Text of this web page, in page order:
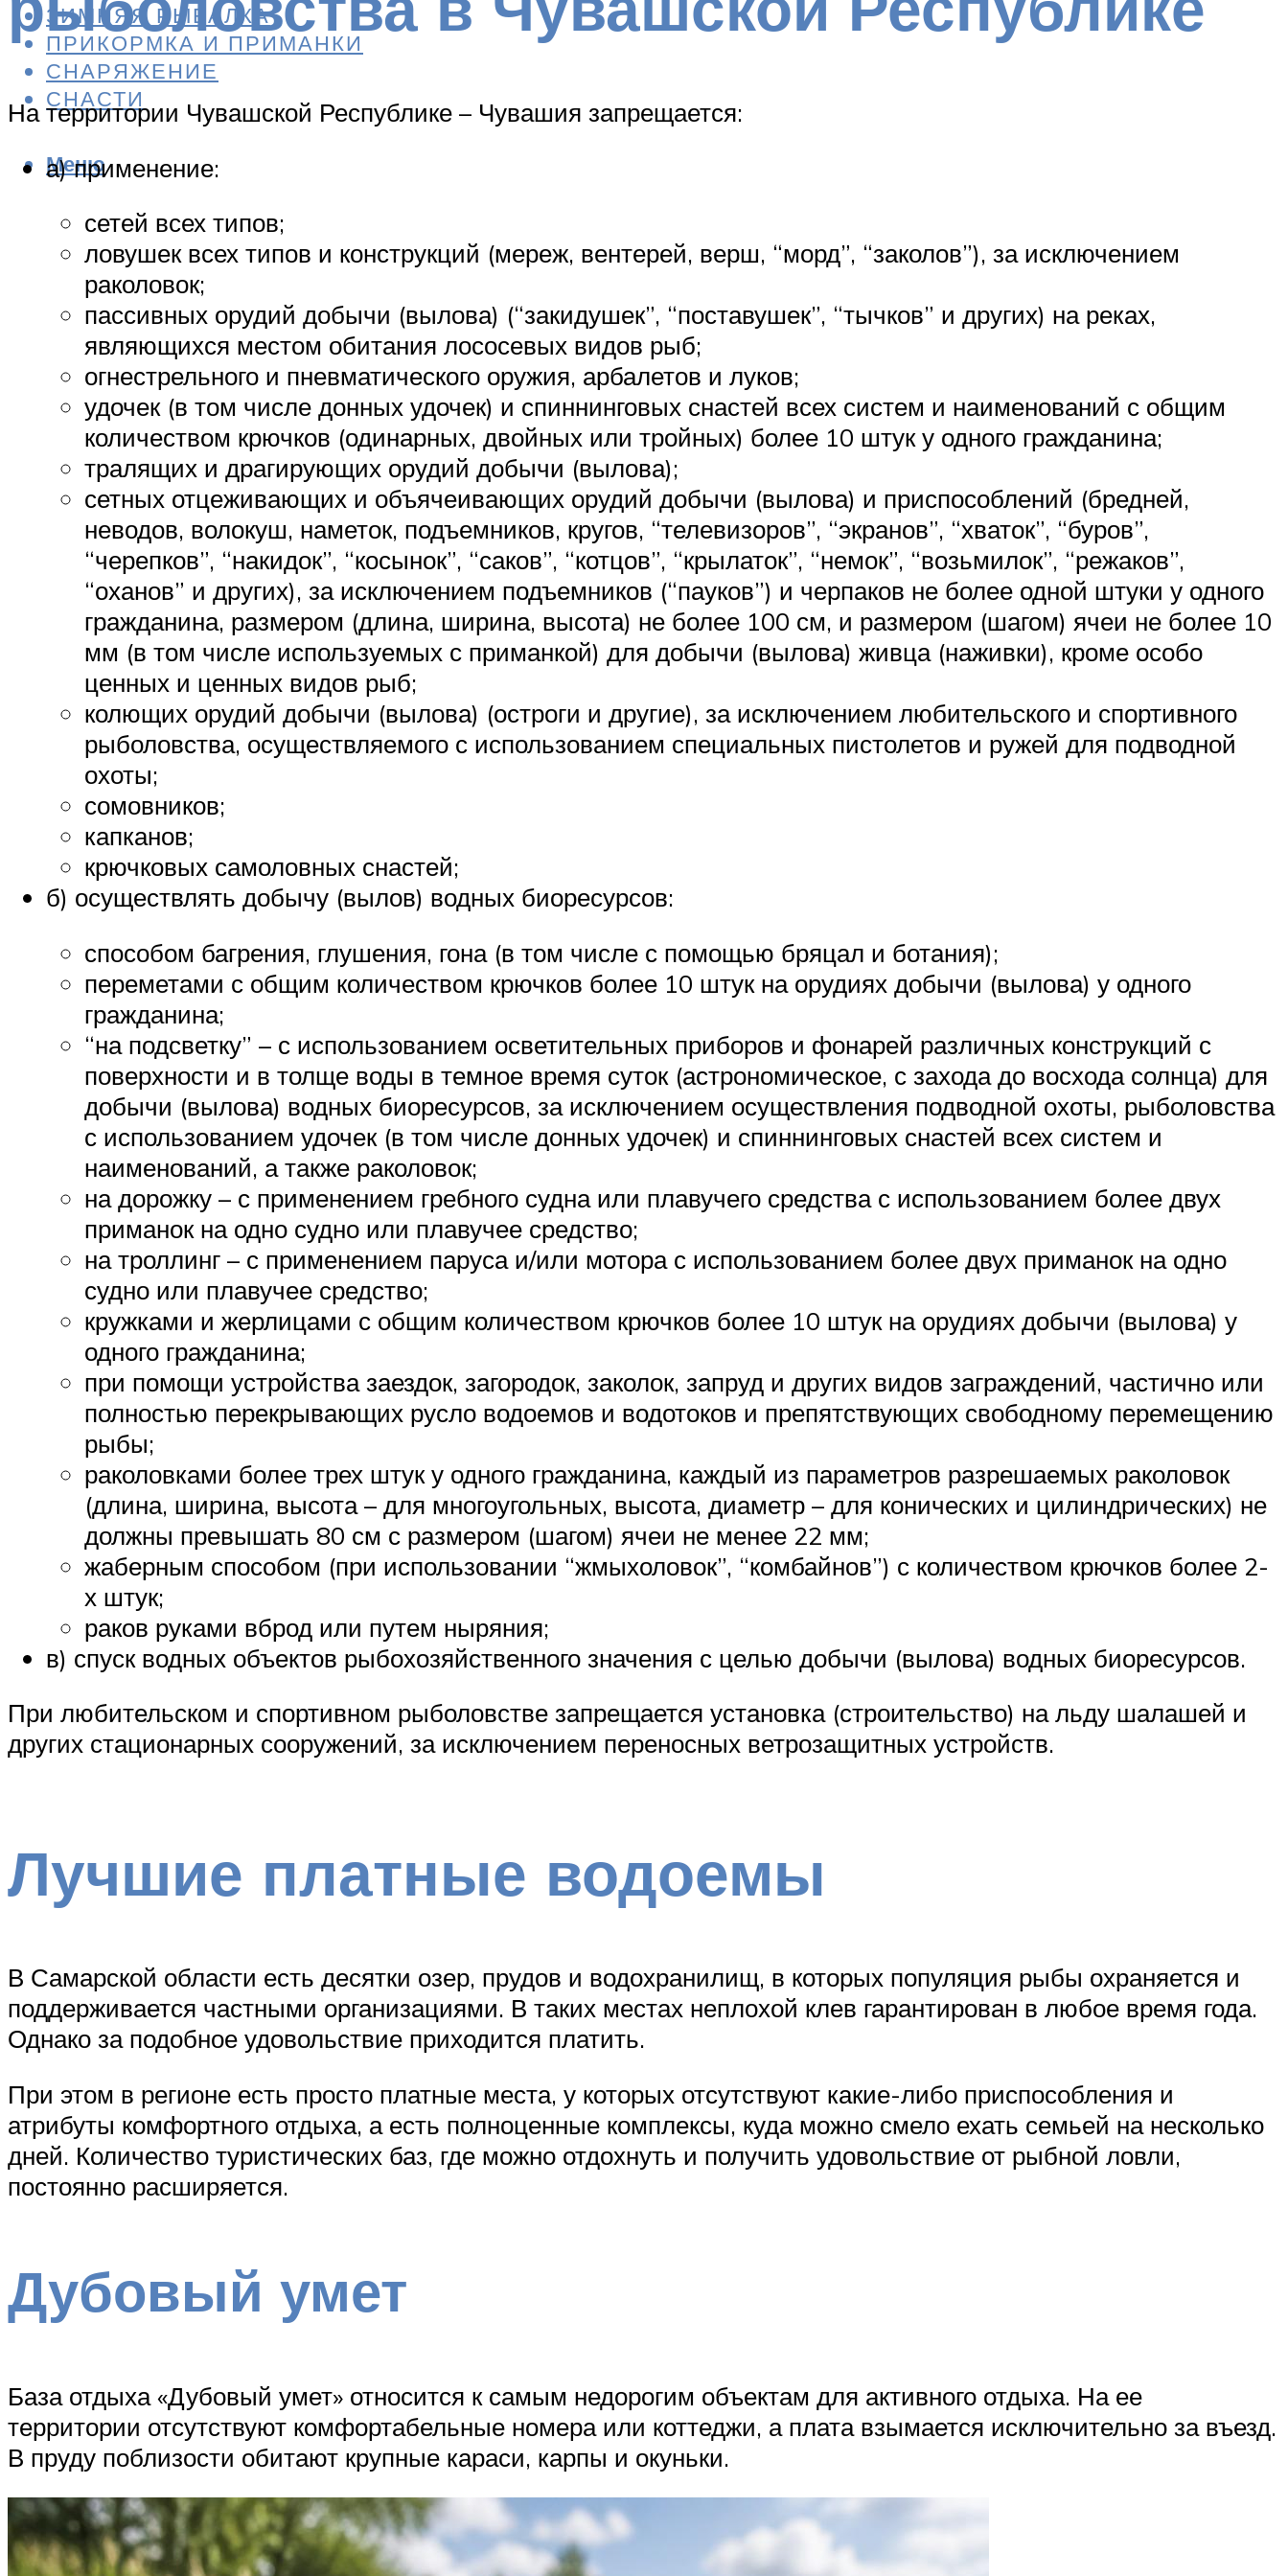
ЗИМНЯЯ РЫБАЛКА
ПРИКОРМКА И ПРИМАНКИ
СНАРЯЖЕНИЕ
СНАСТИ
Меню
На территории Чувашской Республике – Чувашия запрещается:
а) применение:
сетей всех типов;
ловушек всех типов и конструкций (мереж, вентерей, верш, “морд”, “заколов”), за исключением
раколовок;
пассивных орудий добычи (вылова) (“закидушек”, “поставушек”, “тычков” и других) на реках,
являющихся местом обитания лососевых видов рыб;
огнестрельного и пневматического оружия, арбалетов и луков;
удочек (в том числе донных удочек) и спиннинговых снастей всех систем и наименований с общим
количеством крючков (одинарных, двойных или тройных) более 10 штук у одного гражданина;
тралящих и драгирующих орудий добычи (вылова);
сетных отцеживающих и объячеивающих орудий добычи (вылова) и приспособлений (бредней,
неводов, волокуш, наметок, подъемников, кругов, “телевизоров”, “экранов”, “хваток”, “буров”,
“черепков”, “накидок”, “косынок”, “саков”, “котцов”, “крылаток”, “немок”, “возьмилок”, “режаков”,
“оханов” и других), за исключением подъемников (“пауков”) и черпаков не более одной штуки у одного
гражданина, размером (длина, ширина, высота) не более 100 см, и размером (шагом) ячеи не более 10
мм (в том числе используемых с приманкой) для добычи (вылова) живца (наживки), кроме особо
ценных и ценных видов рыб;
колющих орудий добычи (вылова) (остроги и другие), за исключением любительского и спортивного
рыболовства, осуществляемого с использованием специальных пистолетов и ружей для подводной
охоты;
сомовников;
капканов;
крючковых самоловных снастей;
б) осуществлять добычу (вылов) водных биоресурсов:
способом багрения, глушения, гона (в том числе с помощью бряцал и ботания);
переметами с общим количеством крючков более 10 штук на орудиях добычи (вылова) у одного
гражданина;
“на подсветку” – с использованием осветительных приборов и фонарей различных конструкций с
поверхности и в толще воды в темное время суток (астрономическое, с захода до восхода солнца) для
добычи (вылова) водных биоресурсов, за исключением осуществления подводной охоты, рыболовства
с использованием удочек (в том числе донных удочек) и спиннинговых снастей всех систем и
наименований, а также раколовок;
на дорожку – с применением гребного судна или плавучего средства с использованием более двух
приманок на одно судно или плавучее средство;
на троллинг – с применением паруса и/или мотора с использованием более двух приманок на одно
судно или плавучее средство;
кружками и жерлицами с общим количеством крючков более 10 штук на орудиях добычи (вылова) у
одного гражданина;
при помощи устройства заездок, загородок, заколок, запруд и других видов заграждений, частично или
полностью перекрывающих русло водоемов и водотоков и препятствующих свободному перемещению
рыбы;
раколовками более трех штук у одного гражданина, каждый из параметров разрешаемых раколовок
(длина, ширина, высота – для многоугольных, высота, диаметр – для конических и цилиндрических) не
должны превышать 80 см с размером (шагом) ячеи не менее 22 мм;
жаберным способом (при использовании “жмыхоловок”, “комбайнов”) с количеством крючков более 2-
х штук;
раков руками вброд или путем ныряния;
в) спуск водных объектов рыбохозяйственного значения с целью добычи (вылова) водных биоресурсов.
При любительском и спортивном рыболовстве запрещается установка (строительство) на льду шалашей и
других стационарных сооружений, за исключением переносных ветрозащитных устройств.
Лучшие платные водоемы
В Самарской области есть десятки озер, прудов и водохранилищ, в которых популяция рыбы охраняется и
поддерживается частными организациями. В таких местах неплохой клев гарантирован в любое время года.
Однако за подобное удовольствие приходится платить.
При этом в регионе есть просто платные места, у которых отсутствуют какие-либо приспособления и
атрибуты комфортного отдыха, а есть полноценные комплексы, куда можно смело ехать семьей на несколько
дней. Количество туристических баз, где можно отдохнуть и получить удовольствие от рыбной ловли,
постоянно расширяется.
Дубовый умет
База отдыха «Дубовый умет» относится к самым недорогим объектам для активного отдыха. На ее
территории отсутствуют комфортабельные номера или коттеджи, а плата взымается исключительно за въезд.
В пруду поблизости обитают крупные караси, карпы и окуньки.